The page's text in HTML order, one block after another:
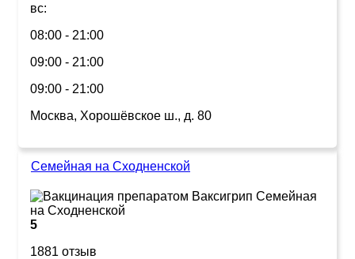
вс:
08:00 - 21:00
09:00 - 21:00
09:00 - 21:00
Москва, Хорошёвское ш., д. 80
Семейная на Сходненской
5
1881 отзыв